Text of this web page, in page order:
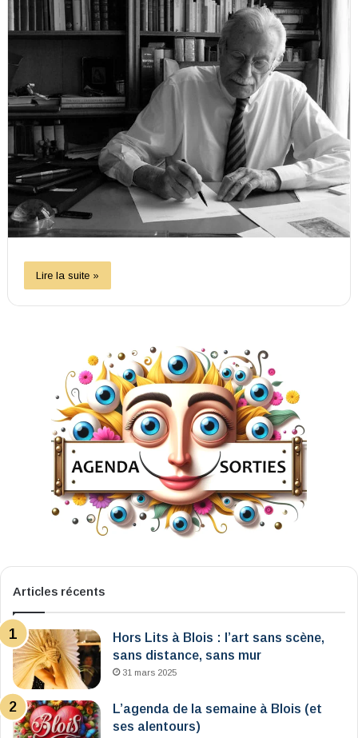
Lire la suite »
Articles récents
Hors Lits à Blois : l’art sans scène,
sans distance, sans mur
31 mars 2025
L’agenda de la semaine à Blois (et
ses alentours)